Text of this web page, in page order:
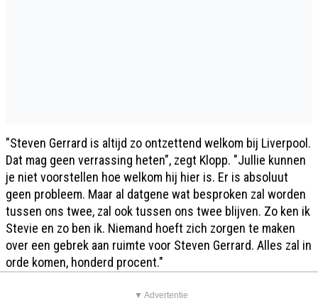
"Steven Gerrard is altijd zo ontzettend welkom bij Liverpool.
Dat mag geen verrassing heten", zegt Klopp. "Jullie kunnen
je niet voorstellen hoe welkom hij hier is. Er is absoluut
geen probleem. Maar al datgene wat besproken zal worden
tussen ons twee, zal ook tussen ons twee blijven. Zo ken ik
Stevie en zo ben ik. Niemand hoeft zich zorgen te maken
over een gebrek aan ruimte voor Steven Gerrard. Alles zal in
orde komen, honderd procent."
▼ Advertentie